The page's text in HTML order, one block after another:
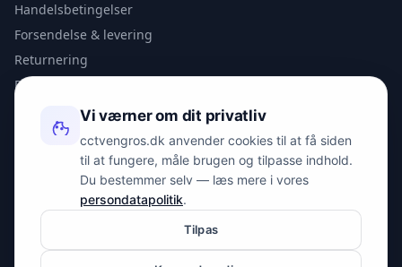
Handelsbetingelser
Forsendelse & levering
Returnering
Privatlivspolitik
KONTAKT
info@spyman.dk
Peter Bangs Vej 153, 2000 Frederiksberg
Vi værner om dit privatliv
cctvengros.dk anvender cookies til at få siden
til at fungere, måle brugen og tilpasse indhold.
Du bestemmer selv — læs mere i vores
persondatapolitik.
Tilpas